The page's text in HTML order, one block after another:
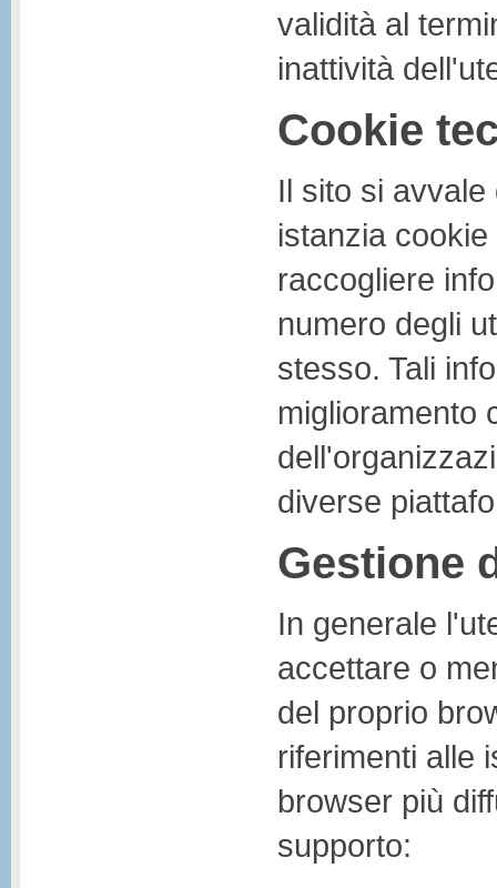
validità al
inattività
Cookie
Il sito si
istanzia
raccogliere
numero degli
stesso. Tali
miglioramento
diverse
Gestione
In generale
accettare o
del proprio
riferimenti alle
browser più
supporto: